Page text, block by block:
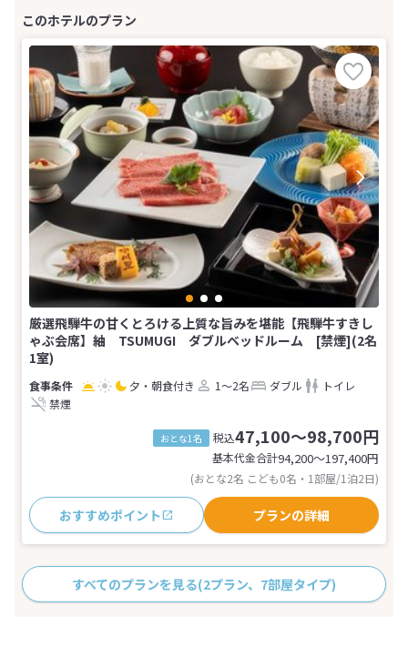
厳選飛騨牛の甘くとろける上質な旨みを堪能【飛騨牛すきし
ゃぶ会席】紬 TSUMUGI ダブルベッドルーム [禁煙](2名
1室)
夕・朝食付き 1～2名 ダブル
トイレ
禁煙
おとな1名 税込47,100～98,700円
基本代金合計94,200〜197,400円
(おとな2名 こども0名・1部屋/1泊2日)
おすすめポイント プランの詳細
すべてのプランを見る(2プラン、7部屋タイプ)